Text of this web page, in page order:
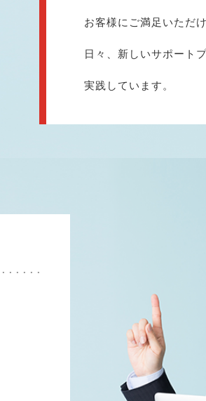
お客様にご満足いただ
日々、新しいサポート
実践しています。